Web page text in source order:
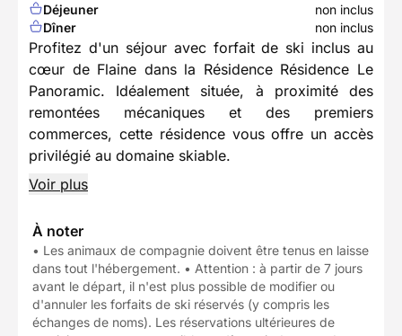
Déjeuner
non inclus
Dîner
non inclus
Profitez d'un séjour avec forfait de ski inclus au
cœur de Flaine dans la Résidence Résidence Le
Panoramic. Idéalement située, à proximité des
remontées mécaniques et des premiers
commerces, cette résidence vous offre un accès
privilégié au domaine skiable.
Voir plus
À noter
• Les animaux de compagnie doivent être tenus en laisse
dans tout l'hébergement. • Attention : à partir de 7 jours
avant le départ, il n'est plus possible de modifier ou
d'annuler les forfaits de ski réservés (y compris les
échanges de noms). Les réservations ultérieures de